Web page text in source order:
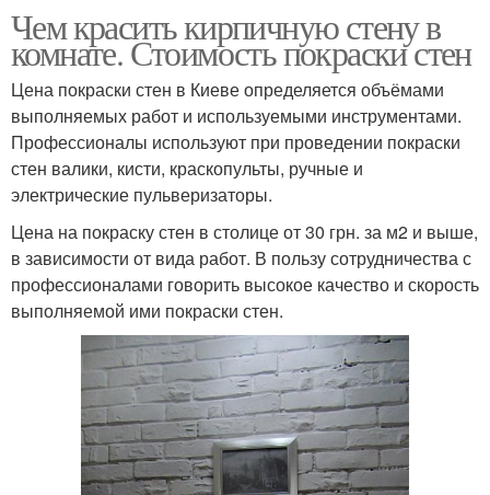
Чем красить кирпичную стену в
комнате. Стоимость покраски стен
Цена покраски стен в Киеве определяется объёмами
выполняемых работ и используемыми инструментами.
Профессионалы используют при проведении покраски
стен валики, кисти, краскопульты, ручные и
электрические пульверизаторы.
Цена на покраску стен в столице от 30 грн. за м2 и выше,
в зависимости от вида работ. В пользу сотрудничества с
профессионалами говорить высокое качество и скорость
выполняемой ими покраски стен.